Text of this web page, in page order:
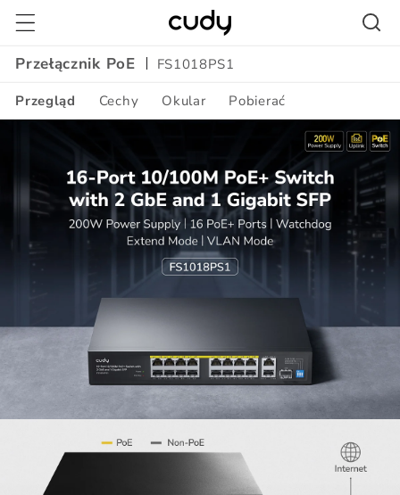
do
Przełącznik PoE
FS1018PS1
Przegląd Cechy Okular Pobierać
Content